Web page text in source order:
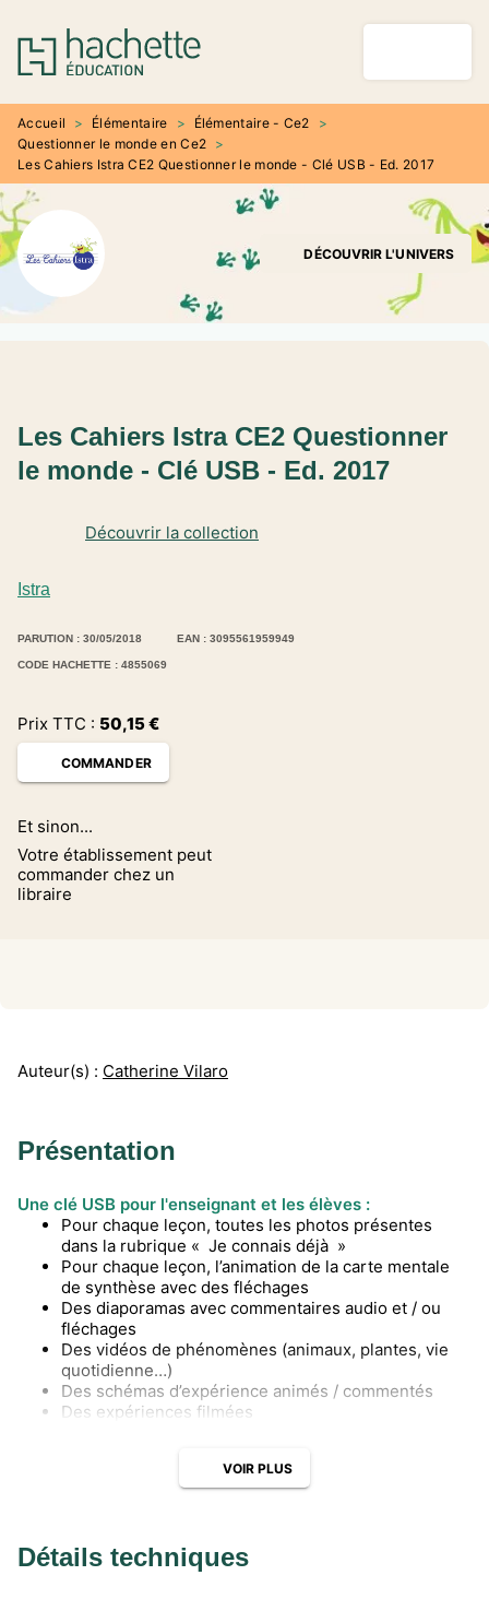
MENU RECHERCHE
PIED DE PAGE
Accueil > Élémentaire > Élémentaire - Ce2
>
Questionner le monde en Ce2 >
Les Cahiers Istra CE2 Questionner le monde - Clé USB - Ed. 2017
DÉCOUVRIR L'UNIVERS
Istra
Découvrir la collection
Les Cahiers Istra CE2 Questionner
le monde - Clé USB - Ed. 2017
PARUTION : 30/05/2018 EAN : 3095561959949
CODE HACHETTE : 4855069
Prix TTC : 50,15€
COMMANDER
Et sinon...
Votre établissement peut
commander chez un
libraire
Auteur(s) : Catherine Vilaro
Présentation
Une clé USB pour l'enseignant et les élèves :
Pour chaque leçon, toutes les photos présentes
dans la rubrique « Je connais déjà »
Pour chaque leçon, l’animation de la carte mentale
de synthèse avec des fléchages
Des diaporamas avec commentaires audio et / ou
fléchages
Des vidéos de phénomènes (animaux, plantes, vie
quotidienne…)
Des schémas d’expérience animés / commentés
Des expériences filmées
VOIR PLUS
Détails techniques